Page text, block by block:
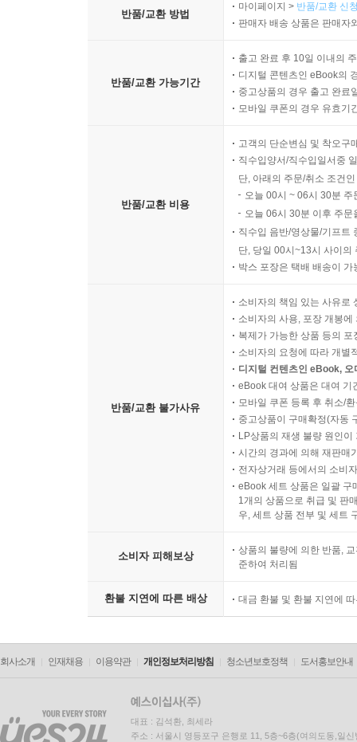
변증인지도 명확하게 구분하지 못한 채로 말
받았습니다. 이 책을 사십시오. 그리고 처음부터
- 김관성 (낮은담 침례교회)
반품/교환 방법
마이페이지 > 반품/교환 신
판매자 배송 상품은 판매자
반품/교환 가능기간
출고 완료 후 10일 이내의
디지털 콘텐츠인 eBook의
중고상품의 경우 출고 완료
모바일 쿠폰의 경우 유효기
반품/교환 비용
고객의 단순변심 및 착오구
직수입양서/직수입일서중
단, 아래의 주문/취소 조건
오늘 00시 ~ 06시 30분
오늘 06시 30분 이후 주
직수입 음반/영상물/기프트
단, 당일 00시~13시 사이의
박스 포장은 택배 배송이
반품/교환 불가사유
소비자의 책임 있는 사유로
소비자의 사용, 포장 개봉
복제가 가능한 상품 등의
소비자의 요청에 따라 개별
디지털 컨텐츠인 eBook,
eBook 대여 상품은 대여 기
모바일 쿠폰 등록 후 취소/
중고상품이 구매확정(자동
LP상품의 재생 불량 원인
시간의 경과에 의해 재판매
전자상거래 등에서의 소비
eBook 세트 상품은 일괄 구
1개의 상품으로 취급 및 판
우, 세트 상품 전부 및 세트
소비자 피해보상
상품의 불량에 의한 반품,
준하여 처리됨
환불 지연에 따른 배상 대금 환불 및 환불 지연에
회사소개 인재채용 이용약관 개인정보처리방침 청소년보호정책 도서홍보안내
대표 : 김석환, 최세라
주소 : 서울시 영등포구 은행로 11, 5층~6층(여의도동,일신